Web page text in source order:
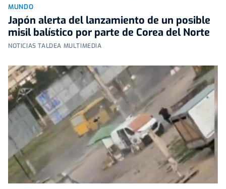
MUNDO
Japón alerta del lanzamiento de un posible
misil balístico por parte de Corea del Norte
NOTICIAS TALDEA MULTIMEDIA